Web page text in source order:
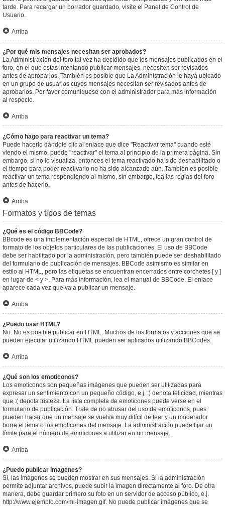
tarde. Para recargar un borrador guardado, visite el Panel de Control de
Usuario.
Arriba
¿Por qué mis mensajes necesitan ser aprobados?
La Administración del foro tal vez ha decidido que los mensajes publicados en el
foro, en el que estas intentando publicar mensajes, necesiten ser revisados
antes de aprobarlos. También es posible que La Administración le haya ubicado
en un grupo de usuarios cuyos mensajes necesitan ser revisados antes de
aprobarlos. Por favor comuníquese con el administrador para más información
al respecto.
Arriba
¿Cómo hago para reactivar un tema?
Puede hacerlo dándole clic al enlace que dice "Reactivar tema" cuando esté
viendo el mismo, puede "reactivar" el tema al principio de la primera página. Sin
embargo, si no lo visualiza, entonces el tema reactivado ha sido deshabilitado o
el tiempo para poder reactivarlo no ha sido alcanzado aún. También es posible
reactivar un tema respondiendo al mismo, sin embargo, lea las reglas del foro
antes de hacerlo.
Arriba
Formatos y tipos de temas
¿Qué es el código BBCode?
BBcode es una implementación especial de HTML, ofrece un gran control de
formato de los objetos particulares de las publicaciones. El uso de BBCode
debe ser habilitado por la administración, pero también puede ser deshabilitado
del formulario de publicación de mensajes. BBCode asimismo es similar en
estilo al HTML, pero las etiquetas se encuentran encerrados entre corchetes [ y ]
en lugar de < y >. Para más información, lea el manual de BBCode. El enlace
aparece cada vez que va a publicar un mensaje.
Arriba
¿Puedo usar HTML?
No. No es posible publicar en HTML. Muchos de los formatos y acciones que se
pueden ejecutar utilizando HTML pueden ser aplicados utilizando BBCodes.
Arriba
¿Qué son los emoticonos?
Los emoticonos son pequeñas imágenes que pueden ser utilizadas para
expresar un sentimiento con un pequeño código, e.j. :) denota felicidad, mientras
que :( denota tristeza. La lista completa de emoticones puede verse en el
formulario de publicación. Trate de no abusar del uso de emoticonos, pues
pueden hacer que un mensaje se vuelva muy difícil de leer y un moderador
borre el tema o los emoticones del mensaje. La administración puede fijar un
límite para el número de emoticones a utilizar en un mensaje.
Arriba
¿Puedo publicar imagenes?
Sí, las imágenes se pueden mostrar en sus mensajes. Si la administración
permite adjuntar archivos, puede subir la imagen directamente al foro. De otra
manera, debe guardar primero su foto en un servidor de acceso público, e.j.
http://www.ejemplo.com/mi-imagen.gif. No puede publicar imágenes que se